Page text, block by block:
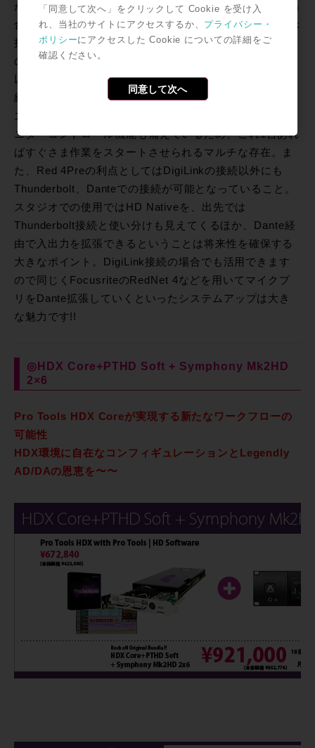
が出てきます。HD NativeではAnalog In/Out 96KHzの場
合でスループットレイテンシー1.7msの公称値。DigiLink
接続のメリットを活かし今までのHD環境での使用感をそ
のままにレコーディング作業するにはやはりHD Native
以上の環境が必要といえるでしょう。
組み合わせで選択したFocusrite / Red 4PreはISAシリー
ズを再現する”Air”機能マイクプリを4ch搭載し、またモ
ニターコントロール機能も備えているため、これ1台あれ
ばすぐさま作業をスタートさせられるマルチな存在。ま
た、Red 4Preの利点としてはDigiLinkの接続以外にも
Thunderbolt、Danteでの接続が可能となっていること。
スタジオでの使用ではHD Nativeを、出先では
Thunderbolt接続と使い分けも見えてくるほか、Dante経
由で入出力を拡張できるということは将来性を確保する
大きなポイント。DigiLink接続の場合でも活用できます
ので同じくFocusriteのRedNet 4などを用いてマイクプ
リをDante拡張していくといったシステムアップは大き
な魅力です!!
◎HDX Core+PTHD Soft + Symphony Mk2HD
2×6
Pro Tools HDX Coreが実現する新たなワークフローの
可能性
HDX環境に自在なコンフィギュレーションとLegendly
AD/DAの恩恵を〜〜
「同意して次へ」をクリックして Cookie を受け入
れ、当社のサイトにアクセスするか、 プライバシー・
ポリシーにアクセスした Cookie についての詳細をご
確認ください。
同意して次へ